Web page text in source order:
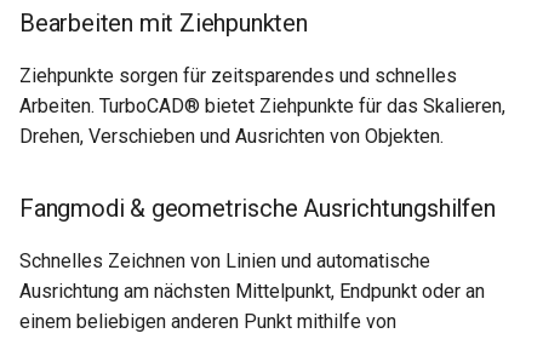
Bearbeiten mit Ziehpunkten
Ziehpunkte sorgen für zeitsparendes und schnelles
Arbeiten. TurboCAD® bietet Ziehpunkte für das Skalieren,
Drehen, Verschieben und Ausrichten von Objekten.
Fangmodi & geometrische Ausrichtungshilfen
Schnelles Zeichnen von Linien und automatische
Ausrichtung am nächsten Mittelpunkt, Endpunkt oder an
einem beliebigen anderen Punkt mithilfe von